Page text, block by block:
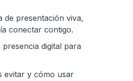
de presentación viva,
conectar contigo.
digital para
evitar y cómo usar